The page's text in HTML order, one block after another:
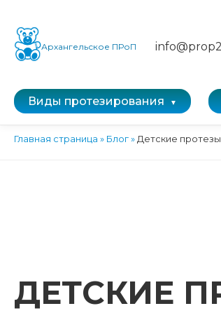
Архангельское ПРоП
Виды протезирования
Главная страница » Блог» Детские
ДЕТСКИЕ